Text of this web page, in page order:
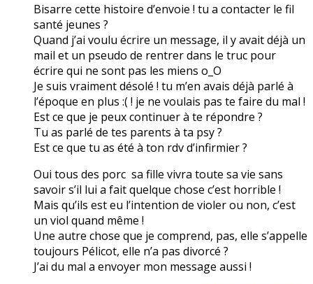
Bisarre cette histoire d’envoie ! tu a contacter le fil
santé jeunes ?
Quand j’ai voulu écrire un message, il y avait déjà un
mail et un pseudo de rentrer dans le truc pour
écrire qui ne sont pas les miens o_O
Je suis vraiment désolé ! tu m’en avais déjà parlé à
l’époque en plus :( ! je ne voulais pas te faire du mal !
Est ce que je peux continuer à te répondre ?
Tu as parlé de tes parents à ta psy ?
Est ce que tu as été à ton rdv d’infirmier ?
Oui tous des porc sa fille vivra toute sa vie sans
savoir s’il lui a fait quelque chose c’est horrible !
Mais qu’ils est eu l’intention de violer ou non, c’est
un viol quand même !
Une autre chose que je comprend, pas, elle s’appelle
toujours Pélicot, elle n’a pas divorcé ?
J’ai du mal a envoyer mon message aussi !